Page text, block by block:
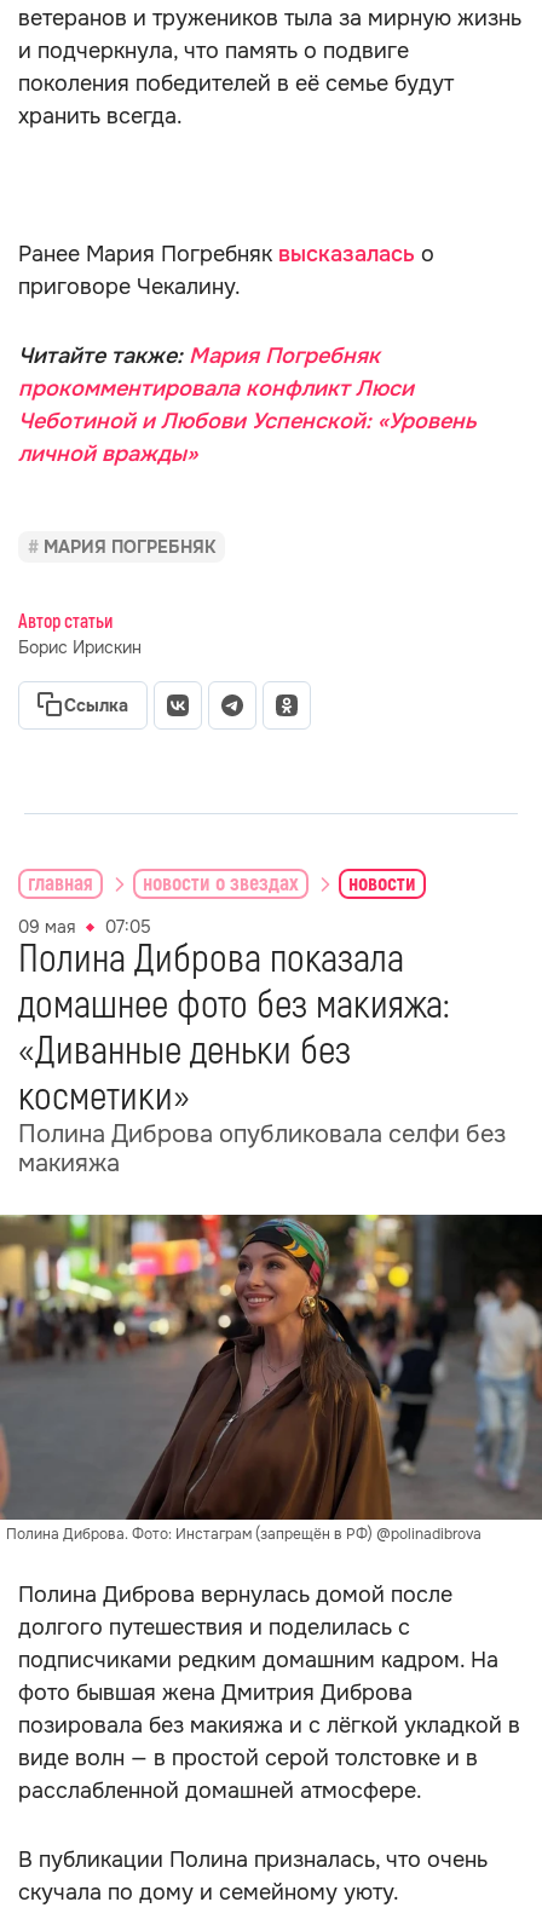
ветеранов и тружеников тыла за мирную жизнь
и подчеркнула, что память о подвиге
поколения победителей в её семье будут
хранить всегда.
Ранее Мария Погребняк высказалась о
приговоре Чекалину.
Читайте также: Мария Погребняк
прокомментировала конфликт Люси
Чеботиной и Любови Успенской: «Уровень
личной вражды»
МАРИЯ ПОГРЕБНЯК
Автор статьи
Борис Ирискин
Ссылка
главная новости о звездах новости
09 мая 07:05
Полина Диброва показала
домашнее фото без макияжа:
«Диванные деньки без
косметики»
Полина Диброва опубликовала селфи без
макияжа
Полина Диброва. Фото: Инстаграм (запрещён в РФ) @polinadibrova
Полина Диброва вернулась домой после
долгого путешествия и поделилась с
подписчиками редким домашним кадром. На
фото бывшая жена Дмитрия Диброва
позировала без макияжа и с лёгкой укладкой в
виде волн — в простой серой толстовке и в
расслабленной домашней атмосфере.
В публикации Полина призналась, что очень
скучала по дому и семейному уюту.